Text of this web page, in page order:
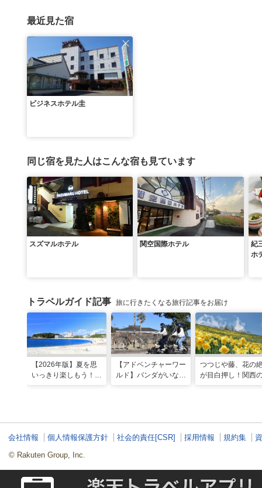
最近見た宿
ビジネスホテル圭
同じ宿を見た人はこんな宿も見ています
スズマルホテル 関空国際ホテル
紀
ホ
トラベルガイド記事 旅に行きたくなる旅行記事をお届け
【2026年版】夏を思
いっきり楽しもう！関
【アドベンチャーワー
ルド】パンダがいなく
つつじや藤、花の
が目白押し！関西
会社情報 個人情報保護方針 社会的責任[CSR] 採用情報 規約集
© Rakuten Group, Inc.